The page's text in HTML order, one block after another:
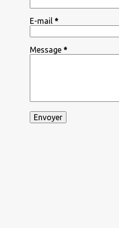
E-mail *
Message *